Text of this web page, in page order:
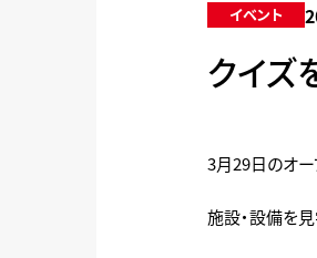
イベント
クイズ
3月29日のオー
施設・設備を